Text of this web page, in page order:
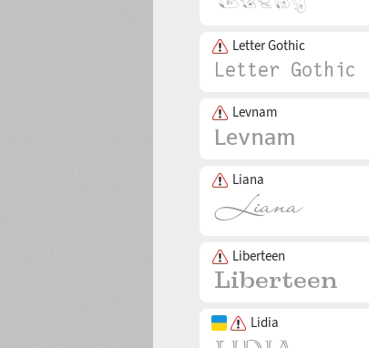
Letter Gothic
Levnam
Liana
Liberteen
Lidia